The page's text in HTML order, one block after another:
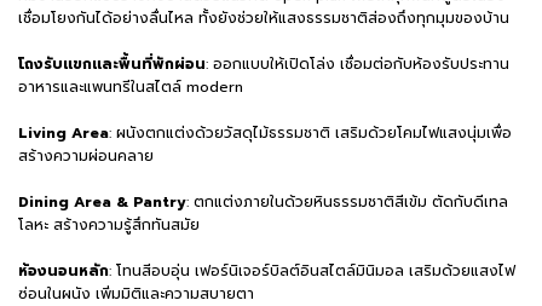
เชื่อมโยงกันได้อย่างลื่นไหล ทั้งยังช่วยให้แสงธรรมชาติส่องถึงทุกมุมของบ้าน
โถงรับแขกและพื้นที่พักผ่อน: ออกแบบให้เปิดโล่ง เชื่อมต่อกับห้องรับประทาน
อาหารและแพนทรีในสไตล์ modern
Living Area: ผนังตกแต่งด้วยวัสดุไม้ธรรมชาติ เสริมด้วยโคมไฟแสงนุ่มเพื่อ
สร้างความผ่อนคลาย
Dining Area & Pantry: ตกแต่งภายในด้วยหินธรรมชาติสีเข้ม ตัดกับดีเทล
โลหะ สร้างความรู้สึกทันสมัย
ห้องนอนหลัก: โทนสีอบอุ่น เฟอร์นิเจอร์บิลต์อินสไตล์มินิมอล เสริมด้วยแสงไฟ
ซ่อนในผนัง เพิ่มมิติและความสบายตา